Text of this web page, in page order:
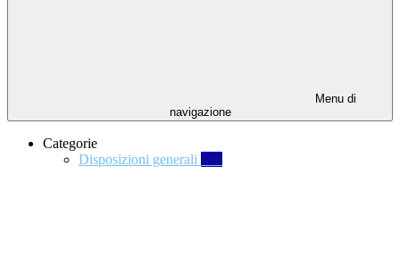
Menu di
navigazione
Categorie
Disposizioni generali 139